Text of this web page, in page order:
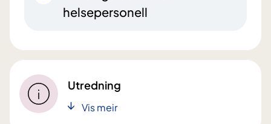
helsepersonell
Utredning
Vis meir